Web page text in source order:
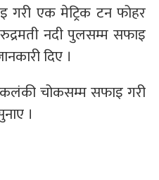
गरी एक मेट्रिक टन फोहर
नदी पुलसम्म सफाइ
दिए ।
चोकसम्म सफाइ गरी
।